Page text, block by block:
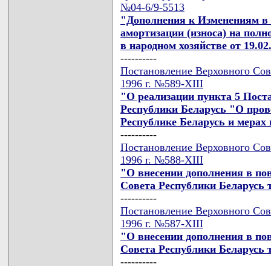
№04-6/9-5513
"Дополнения к Изменениям в
амортизации (износа) на
в народном хозяйстве от
----------
Постановление Верховного
1996 г. №589-XIII
"О реализации пункта 5
Республики Беларусь "О
Республике Беларусь и
----------
Постановление Верховного
1996 г. №588-XIII
"О внесении дополнения в
Совета Республики Беларусь
----------
Постановление Верховного
1996 г. №587-XIII
"О внесении дополнения в
Совета Республики Беларусь
----------